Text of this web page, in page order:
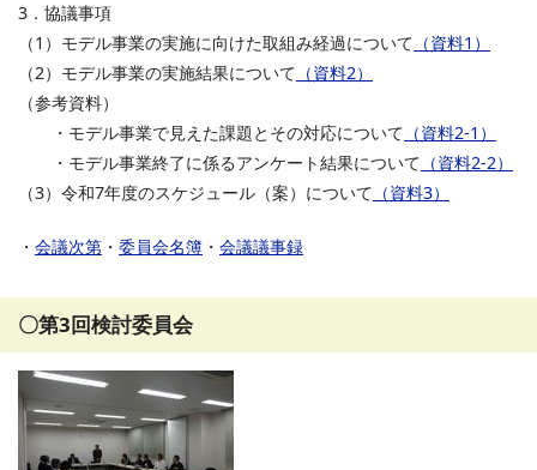
3．協議事項
（1）モデル事業の実施に向けた取組み経過について （資料1）
（2）モデル事業の実施結果について （資料2）
（参考資料）
・モデル事業で見えた課題とその対応について （資料2‐1）
・モデル事業終了に係るアンケート結果について （資料2‐2）
（3）令和7年度のスケジュール（案）について （資料3）
・ 会議次第 ・ 委員会名簿 ・ 会議議事録
〇第3回検討委員会